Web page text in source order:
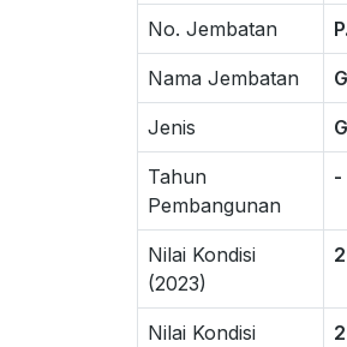
No. Jembatan
Nama Jembatan
Jenis
Tahun
Pembangunan
-
Nilai Kondisi
(2023)
Nilai Kondisi